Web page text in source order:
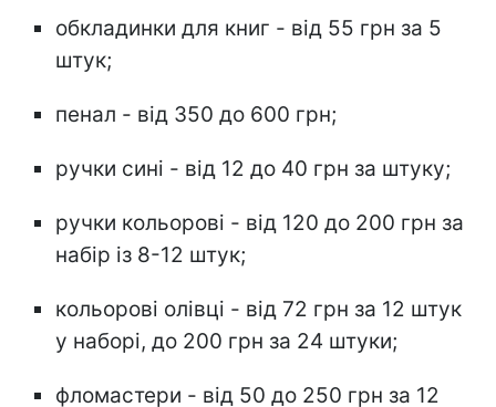
обкладинки для книг - від 55 грн за 5
штук;
пенал - від 350 до 600 грн;
ручки сині - від 12 до 40 грн за штуку;
ручки кольорові - від 120 до 200 грн за
набір із 8-12 штук;
кольорові олівці - від 72 грн за 12 штук
у наборі, до 200 грн за 24 штуки;
фломастери - від 50 до 250 грн за 12